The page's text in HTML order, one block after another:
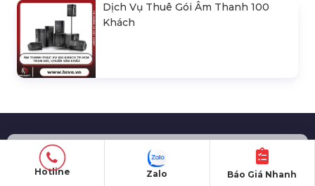
Dịch Vụ Thuê Gói Âm Thanh 100
Khách
ĐỊA CHỈ VĂN PHÒNG
Hotline Báo Giá Nhanh
Zalo